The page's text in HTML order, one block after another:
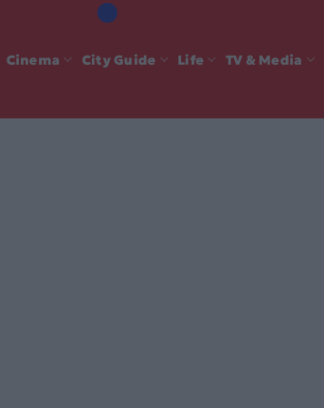
Cinema City Guide Life TV & Media